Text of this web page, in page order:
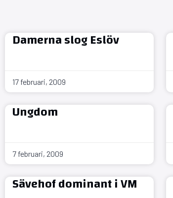
Damerna slog Eslöv
17 februari, 2009
Ungdom
7 februari, 2009
Sävehof dominant i VM